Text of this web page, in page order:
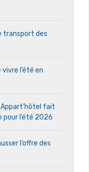
transport des
l’été en
Appart’hôtel fait
l’été 2026
l’offre des